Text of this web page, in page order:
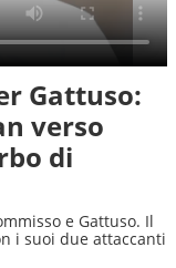
Gattuso:
verso
di
e Gattuso. Il
i suoi due attaccanti